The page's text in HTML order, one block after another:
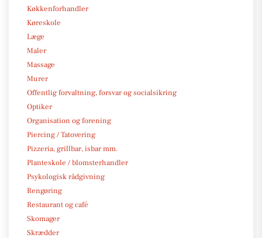
Køkkenforhandler
Køreskole
Læge
Maler
Massage
Murer
Offentlig forvaltning, forsvar og socialsikring
Optiker
Organisation og forening
Piercing / Tatovering
Pizzeria, grillbar, isbar mm.
Planteskole / blomsterhandler
Psykologisk rådgivning
Rengøring
Restaurant og café
Skomager
Skrædder